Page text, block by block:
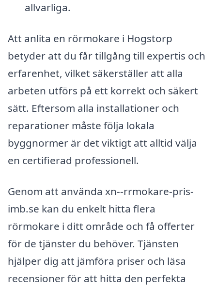
allvarliga.
Att anlita en rörmokare i Hogstorp
betyder att du får tillgång till expertis och
erfarenhet, vilket säkerställer att alla
arbeten utförs på ett korrekt och säkert
sätt. Eftersom alla installationer och
reparationer måste följa lokala
byggnormer är det viktigt att alltid välja
en certifierad professionell.
Genom att använda xn--rrmokare-pris-
imb.se kan du enkelt hitta flera
rörmokare i ditt område och få offerter
för de tjänster du behöver. Tjänsten
hjälper dig att jämföra priser och läsa
recensioner för att hitta den perfekta